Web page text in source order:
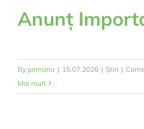
Anunț
By primaria | 15.07.2026 | Știri |
Mai mult